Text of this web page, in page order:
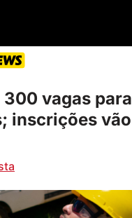
300 vagas
inscrições